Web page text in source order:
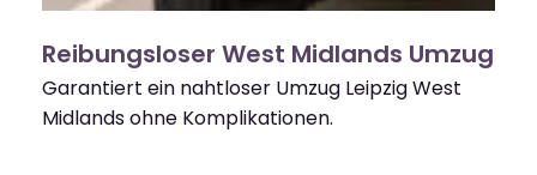
Reibungsloser West Midlands Umzug
Garantiert ein nahtloser Umzug Leipzig West
Midlands ohne Komplikationen.